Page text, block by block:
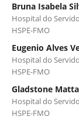
Bruna Isabela
Hospital do
HSPE-FMO
Eugenio Alves
Hospital do
HSPE-FMO
Gladstone
Hospital do
HSPE-FMO